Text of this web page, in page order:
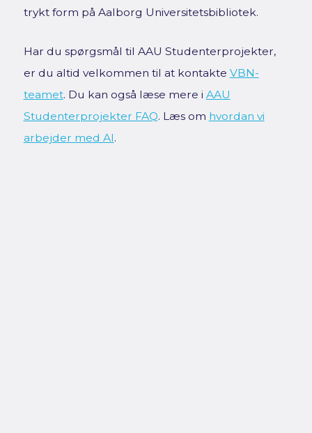
trykt form på Aalborg Universitetsbibliotek.
Har du spørgsmål til AAU Studenterprojekter,
er du altid velkommen til at kontakte VBN-
teamet. Du kan også læse mere i AAU
Studenterprojekter FAQ. Læs om hvordan vi
arbejder med AI.